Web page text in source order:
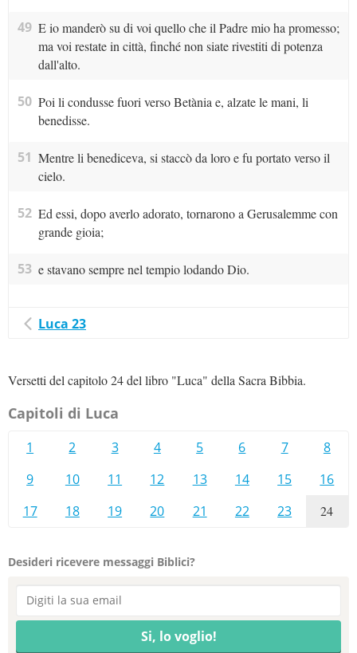
49 E io manderò su di voi quello che il Padre mio ha promesso;
ma voi restate in città, finché non siate rivestiti di potenza
dall'alto.
50 Poi li condusse fuori verso Betània e, alzate le mani, li
benedisse.
51 Mentre li benediceva, si staccò da loro e fu portato verso il
cielo.
52 Ed essi, dopo averlo adorato, tornarono a Gerusalemme con
grande gioia;
53 e stavano sempre nel tempio lodando Dio.
Luca 23
Versetti del capitolo 24 del libro "Luca" della Sacra Bibbia.
Capitoli di Luca
1 2 3 4 5 6 7
8
9
10 11 12 13 14 15
16
17
18 19 20 21 22 23 24
Desideri ricevere messaggi Biblici?